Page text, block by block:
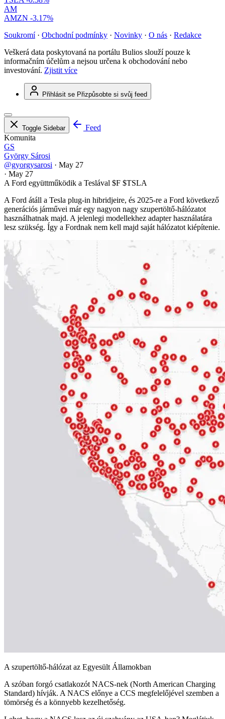
AM
AMZN -3.17%
Soukromí · Obchodní podmínky · Novinky · O nás · Redakce
Veškerá data poskytovaná na portálu Bulios slouží pouze k
informačním účelům a nejsou určena k obchodování nebo
investování. Zjistit více
Přihlásit se Přizpůsobte si svůj feed
Toggle Sidebar
Feed
Komunita
GS
György Sárosi
@gyorgysarosi · May 27
· May 27
A Ford együttműködik a Teslával $F $TSLA
A Ford átáll a Tesla plug-in hibridjeire, és 2025-re a Ford következő
generációs járművei már egy nagyon nagy szupertöltő-hálózatot
használhatnak majd. A jelenlegi modellekhez adapter használatára
lesz szükség. Így a Fordnak nem kell majd saját hálózatot kiépítenie.
A szupertöltő-hálózat az Egyesült Államokban
A szóban forgó csatlakozót NACS-nek (North American Charging
Standard) hívják. A NACS előnye a CCS megfelelőjével szemben a
tömörség és a könnyebb kezelhetőség.